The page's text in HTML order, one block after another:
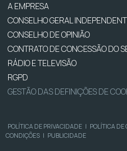
A EMPRESA
CONSELHO GERAL
CONSELHO DE OPINIÃO
CONTRATO DE CONCESSÃO DO
RÁDIO E TELEVISÃO
RGPD
GESTÃO DAS DEFINIÇÕES DE
POLÍTICA DE PRIVACIDADE | POLÍTICA DE
CONDIÇÕES | PUBLICIDADE